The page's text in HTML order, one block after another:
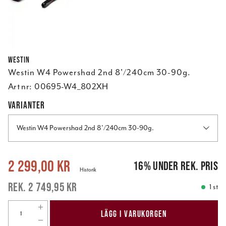
Westin
Westin W4 Powershad 2nd 8'/240cm 30-90g.
Art nr: 00695-W4_802XH
VARIANTER
Westin W4 Powershad 2nd 8'/240cm 30-90g.
Nuvarande pris: 2 299,00 kr 2 749,95 kr
2 299,00 kr
2 749,95 kr
Historik 16%under rek. pris
1 st
LÄGG I VARUKORGEN